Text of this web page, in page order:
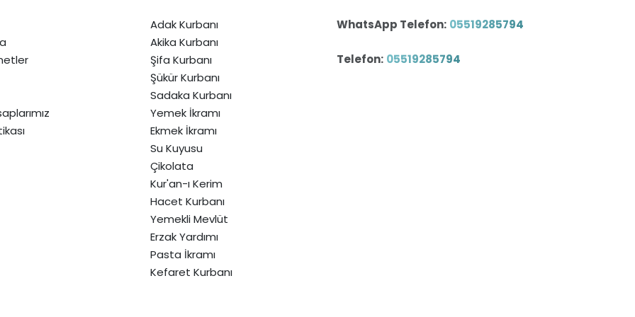
Adak Kurbanı
Akika Kurbanı
Şifa Kurbanı
Şükür Kurbanı
Sadaka Kurbanı
Yemek İkramı
Ekmek İkramı
Su Kuyusu
Çikolata
Kur'an-ı Kerim
Hacet Kurbanı
Yemekli Mevlüt
Erzak Yardımı
Pasta İkramı
Kefaret Kurbanı
WhatsApp Telefon: 05519285794
Telefon: 05519285794